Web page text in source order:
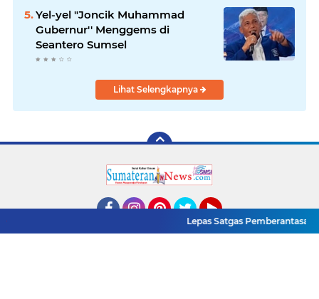
Yel-yel "Joncik Muhammad
Gubernur'' Menggems di
Seantero Sumsel
Lihat Selengkapnya
PinterestTwitterYouTube
Lepas Satgas Pemberantasan